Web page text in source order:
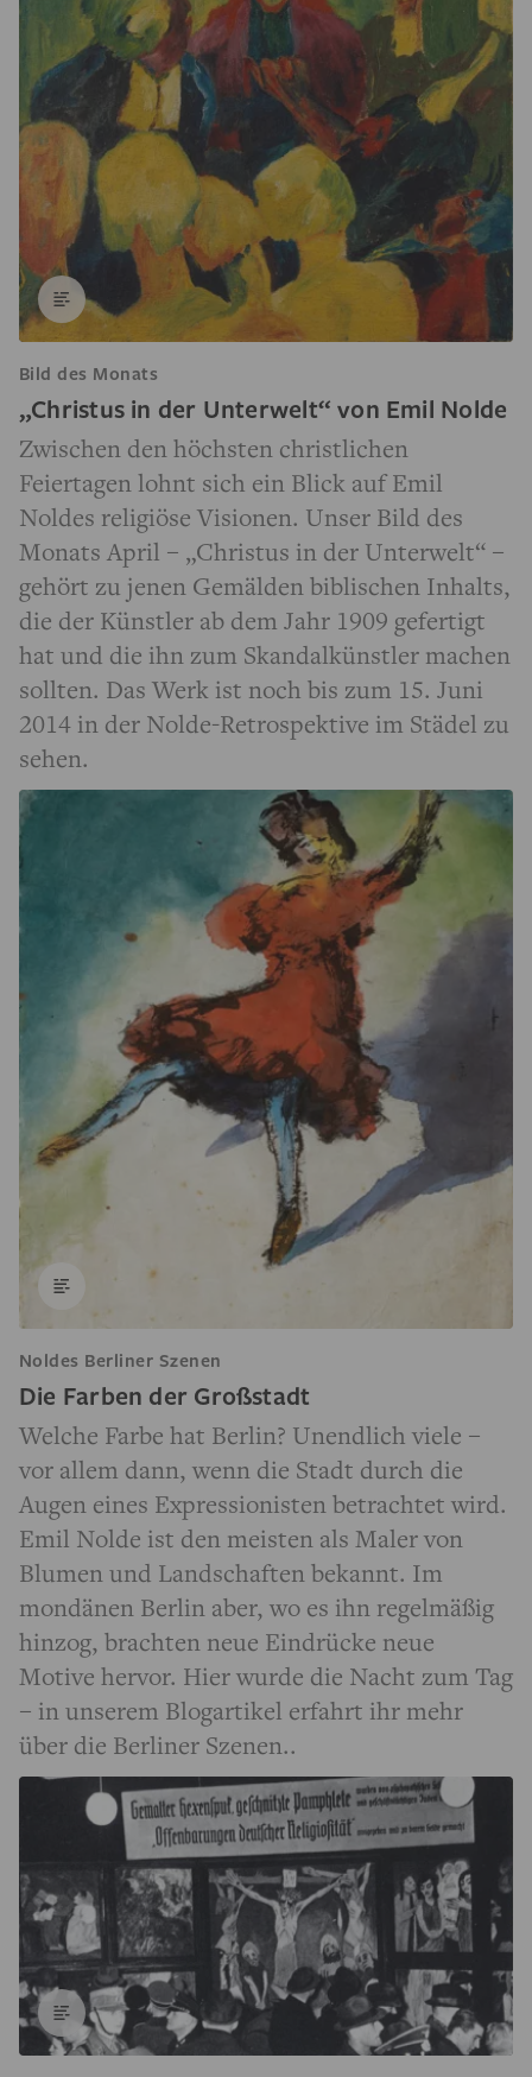
Bild des Monats
„Christus in der Unterwelt“ von Emil Nolde
Zwischen den höchsten christlichen
Feiertagen lohnt sich ein Blick auf Emil
Noldes religiöse Visionen. Unser Bild des
Monats April – „Christus in der Unterwelt“ –
gehört zu jenen Gemälden biblischen Inhalts,
die der Künstler ab dem Jahr 1909 gefertigt
hat und die ihn zum Skandalkünstler machen
sollten. Das Werk ist noch bis zum 15. Juni
2014 in der Nolde-Retrospektive im Städel zu
sehen.
Noldes Berliner Szenen
Die Farben der Großstadt
Welche Farbe hat Berlin? Unendlich viele –
vor allem dann, wenn die Stadt durch die
Augen eines Expressionisten betrachtet wird.
Emil Nolde ist den meisten als Maler von
Blumen und Landschaften bekannt. Im
mondänen Berlin aber, wo es ihn regelmäßig
hinzog, brachten neue Eindrücke neue
Motive hervor. Hier wurde die Nacht zum Tag
– in unserem Blogartikel erfahrt ihr mehr
über die Berliner Szenen..